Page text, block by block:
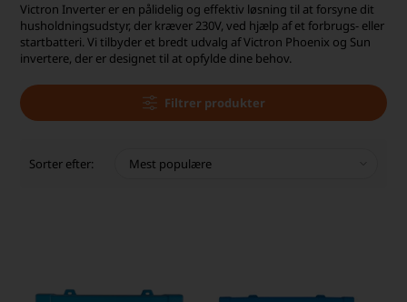
30 dages returret
1040+ glade kunder på Trustpilot
Victron Inverter er en pålidelig og effektiv løsning til at forsyne dit
husholdningsudstyr, der kræver 230V, ved hjælp af et forbrugs- eller
startbatteri. Vi tilbyder et bredt udvalg af Victron Phoenix og Sun
invertere, der er designet til at opfylde dine behov.
Filtrer produkter
Sorter efter: